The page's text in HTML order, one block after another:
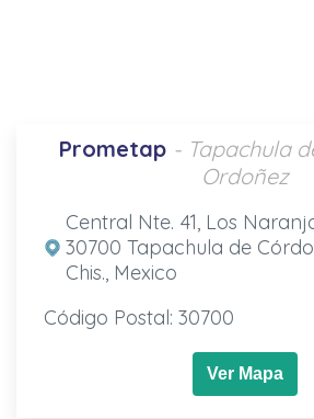
Prometap - Tapachula
Ordoñez
Central Nte. 41, Los
30700 Tapachula de
Chis., Mexico
Código Postal: 30700
Ver Mapa